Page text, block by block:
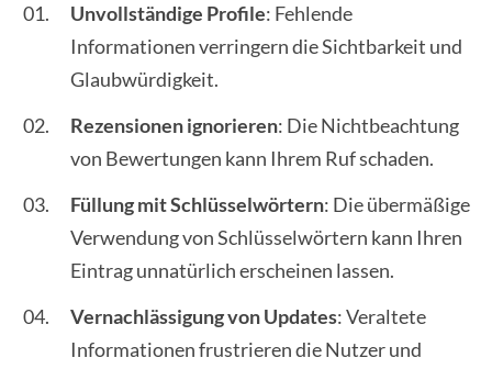
Unvollständige Profile: Fehlende
Informationen verringern die Sichtbarkeit und
Glaubwürdigkeit.
Rezensionen ignorieren: Die Nichtbeachtung
von Bewertungen kann Ihrem Ruf schaden.
Füllung mit Schlüsselwörtern: Die übermäßige
Verwendung von Schlüsselwörtern kann Ihren
Eintrag unnatürlich erscheinen lassen.
Vernachlässigung von Updates: Veraltete
Informationen frustrieren die Nutzer und